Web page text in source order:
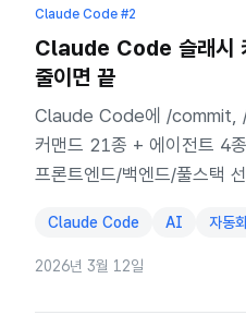
Claude Code #2
Claude Code 슬래시
줄이면 끝
Claude Code에 /commit,
커맨드 21종 + 에이전트 4
프론트엔드/백엔드/풀스택
Claude Code AI 자동
2026년 3월 12일